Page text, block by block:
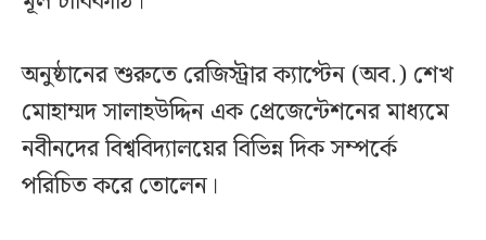
অনুষ্ঠানের শুরুতে রেজিস্ট্রার ক্যাপ্টেন (অব.) শেখ
মোহাম্মদ সালাহউদ্দিন এক প্রেজেন্টেশনের মাধ্যমে
নবীনদের বিশ্ববিদ্যালয়ের বিভিন্ন দিক সম্পর্কে
পরিচিত করে তোলেন।